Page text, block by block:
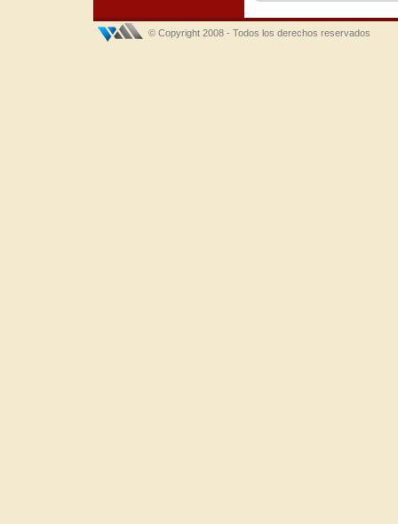
© Copyright 2008 - Todos los derechos reservados